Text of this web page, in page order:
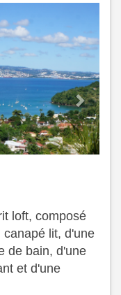
loft, composé
lit, d'une
de bain, d'une
et d'une